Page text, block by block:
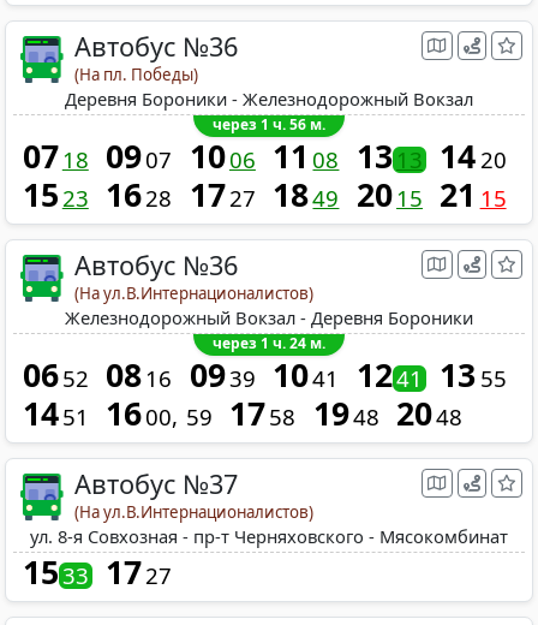
Автобус №36
(На пл. Победы)
Деревня Бороники - Железнодорожный Вокзал
через 1 ч. 56 м.
07 18 0907 1006 11 08 13 13 1420
1523 1628 1727 1849 20 15 21 15
Автобус №36
(На ул.В.Интернационалистов)
Железнодорожный Вокзал - Деревня Бороники
через 1 ч. 24 м.
0652 08 16 0939 1041 1241 13 55
1451 1600 59 1758 1948 2048
Автобус №37
(На ул.В.Интернационалистов)
ул. 8-я Совхозная - пр-т Черняховского - Мясокомбинат
1533 1727